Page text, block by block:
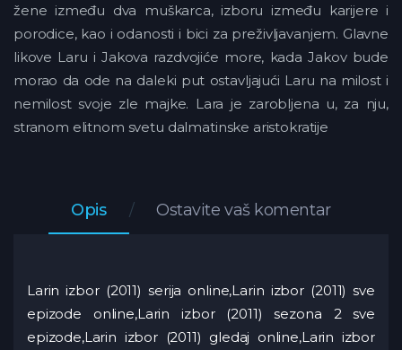
žene između dva muškarca, izboru između karijere i
porodice, kao i odanosti i bici za preživljavanjem. Glavne
likove Laru i Jakova razdvojiće more, kada Jakov bude
morao da ode na daleki put ostavljajući Laru na milost i
nemilost svoje zle majke. Lara je zarobljena u, za nju,
stranom elitnom svetu dalmatinske aristokratije
Opis Ostavite vaš komentar
Larin izbor (2011) serija online,Larin izbor (2011) sve
epizode online,Larin izbor (2011) sezona 2 sve
epizode,Larin izbor (2011) gledaj online,Larin izbor